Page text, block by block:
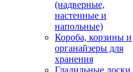
(надверные,
настенные и
напольные)
Короба, корзины и
органайзеры для
хранения
Гладильные доски